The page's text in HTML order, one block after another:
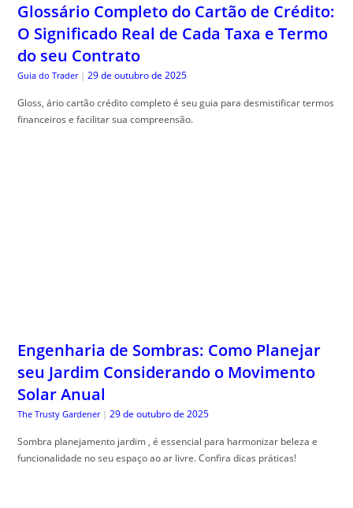
Glossário Completo do Cartão de Crédito:
O Significado Real de Cada Taxa e Termo
do seu Contrato
Guia do Trader | 29 de outubro de 2025
Gloss, ário cartão crédito completo é seu guia para desmistificar termos
financeiros e facilitar sua compreensão.
Engenharia de Sombras: Como Planejar
seu Jardim Considerando o Movimento
Solar Anual
The Trusty Gardener | 29 de outubro de 2025
Sombra planejamento jardim , é essencial para harmonizar beleza e
funcionalidade no seu espaço ao ar livre. Confira dicas práticas!